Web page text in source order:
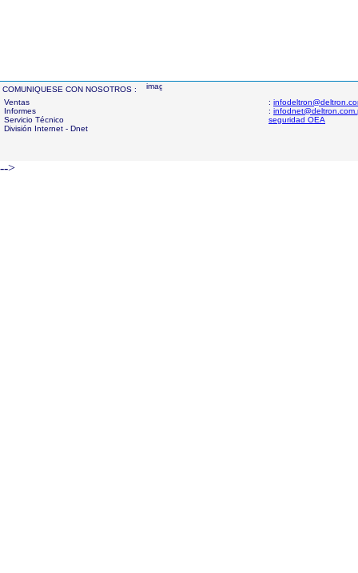
COMUNIQUESE CON NOSOTROS :
Ventas
Informes
Servicio Técnico
División Internet - Dnet
:
:
seguridad OEA
-->